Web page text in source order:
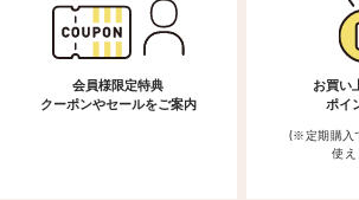
会員様限定特典
クーポンやセールをご案内
お買い
ポイ
(※定期購入
使え